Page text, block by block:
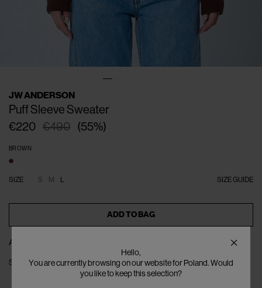
JW ANDERSON
Puff Sleeve Sweater
€490
€220 (55%)
BROWN
SIZE GUIDE
SIZE S M L
ADD TO BAG
ADD TO WISHLIST
SHARE
Hello,
You are currently browsing on our website for Poland. Would
you like to keep this selection?